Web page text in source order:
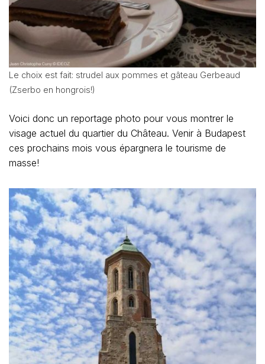
Le choix est fait: strudel aux pommes et gâteau Gerbeaud
(Zserbo en hongrois!)
Voici donc un reportage photo pour vous montrer le
visage actuel du quartier du Château. Venir à Budapest
ces prochains mois vous épargnera le tourisme de
masse!